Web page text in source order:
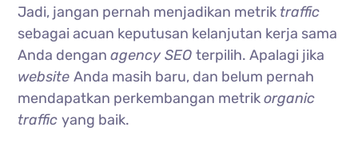
Jadi, jangan pernah menjadikan metrik traffic
sebagai acuan keputusan kelanjutan kerja sama
Anda denganagency SEOterpilih. Apalagi jika
websiteAnda masih baru, dan belum pernah
mendapatkan perkembangan metrikorganic
trafficyang baik.